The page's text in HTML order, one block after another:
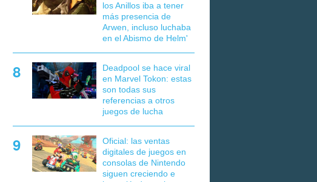
los Anillos iba a tener
más presencia de
Arwen, incluso luchaba
en el Abismo de Helm'
Deadpool se hace viral
en Marvel Tokon: estas
son todas sus
referencias a otros
juegos de lucha
Oficial: las ventas
digitales de juegos en
consolas de Nintendo
siguen creciendo e